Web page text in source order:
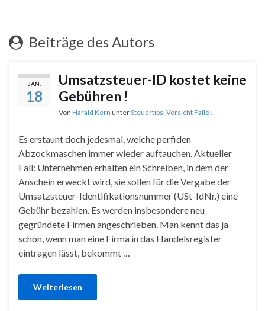
Beiträge des Autors
JAN.
18
Umsatzsteuer-ID kostet keine
Gebühren !
Von Harald Kern unterSteuertips Vorsicht Falle !
Es erstaunt doch jedesmal, welche perfiden
Abzockmaschen immer wieder auftauchen. Aktueller
Fall: Unternehmen erhalten ein Schreiben, in dem der
Anschein erweckt wird, sie sollen für die Vergabe der
Umsatzsteuer-Identifikationsnummer (USt-IdNr.) eine
Gebühr bezahlen. Es werden insbesondere neu
gegründete Firmen angeschrieben. Man kennt das ja
schon, wenn man eine Firma in das Handelsregister
eintragen lässt, bekommt …
Weiterlesen